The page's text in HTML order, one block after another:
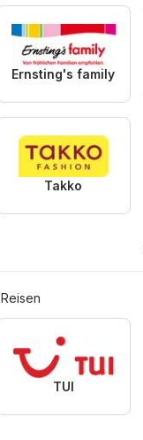
Ernsting's family
Takko
Reisen
TUI